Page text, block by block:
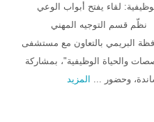
لقاء يفتح أبواب الوعي
نظّم قسم التوجيه المهني
البريمي بالتعاون مع مستشفى
والحياة الوظيفية"، بمشاركة
وحضور ... المزيد